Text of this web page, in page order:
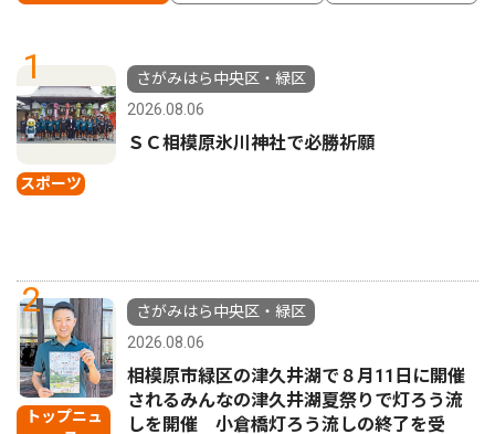
1
スポーツ
さがみはら中央区・緑区
2026.08.06
ＳＣ相模原氷川神社で必勝祈願
2
トップニュ
さがみはら中央区・緑区
2026.08.06
相模原市緑区の津久井湖で８月11日に開催
されるみんなの津久井湖夏祭りで灯ろう流
しを開催 小倉橋灯ろう流しの終了を受